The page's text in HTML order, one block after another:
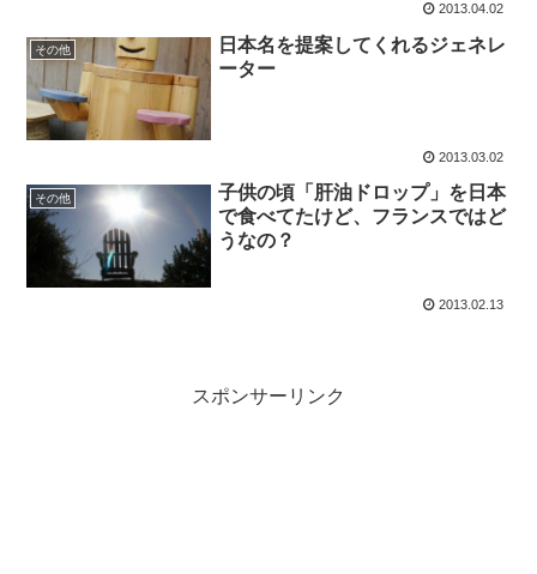
2013.04.02
その他
日本名を提案してくれるジェネレ
ーター
2013.03.02
その他
子供の頃「肝油ドロップ」を日本
で食べてたけど、フランスではど
うなの？
2013.02.13
スポンサーリンク